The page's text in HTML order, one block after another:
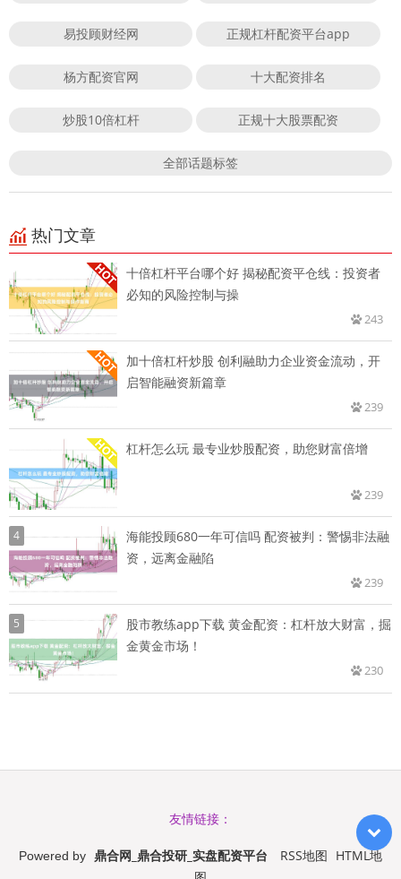
易投顾财经网 正规杠杆配资平台app
杨方配资官网 十大配资排名
炒股10倍杠杆 正规十大股票配资
全部话题标签
热门文章
十倍杠杆平台哪个好 揭秘配资平仓线：投资者
必知的风险控制与操
243
加十倍杠杆炒股 创利融助力企业资金流动，开
启智能融资新篇章
239
杠杆怎么玩 最专业炒股配资，助您财富倍增
239
4
海能投顾680一年可信吗 配资被判：警惕非法融
资，远离金融陷
239
5
股市教练app下载 黄金配资：杠杆放大财富，掘
金黄金市场！
230
友情链接：
Powered by 鼎合网_鼎合投研_实盘配资平台 RSS地图 HTML地